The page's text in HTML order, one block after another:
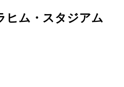
ヒム・スタジアム